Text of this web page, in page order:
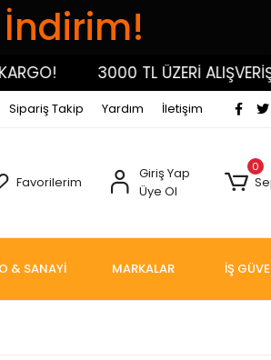
İndirim!
3000 TL ÜZERİ
Sipariş Takip Yardım İletişim
Favorilerim
Giriş Yap
Üye Ol
0
& SANAYİ MARKALAR İŞ